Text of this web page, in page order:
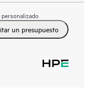
un presupuesto